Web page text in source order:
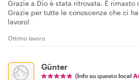
Grazie a Dio è stata ritrovata. È rimasto
Grazie per tutte le conoscenze che ci
lavoro!
Ottimo lavoro
Günter
(Info su questo local